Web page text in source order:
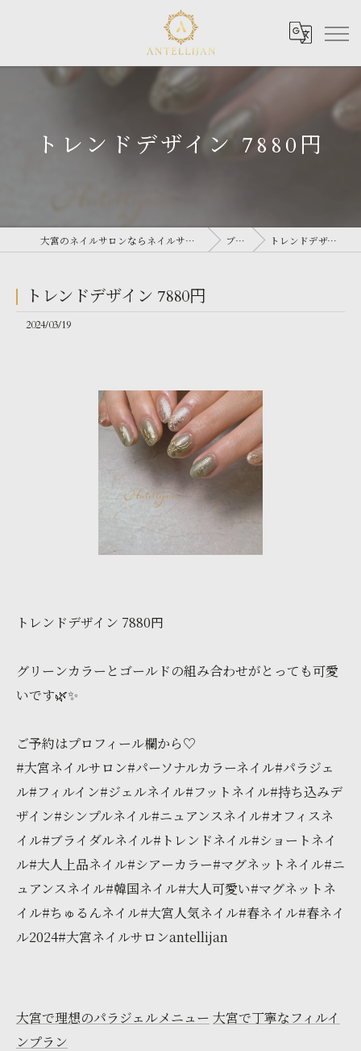
トレンドデザイン 7880円
大宮のネイルサロンならネイルサロン Antellijan 大宮 ブログ トレンドデザイン 7880円
トレンドデザイン 7880円
2024/03/19
トレンドデザイン 7880円
グリーンカラーとゴールドの組み合わせがとっても可愛
いです🌿✨
ご予約はプロフィール欄から♡
#大宮ネイルサロン#パーソナルカラーネイル#パラジェ
ル#フィルイン#ジェルネイル#フットネイル#持ち込みデ
ザイン#シンプルネイル#ニュアンスネイル#オフィスネ
イル#ブライダルネイル#トレンドネイル#ショートネイ
ル#大人上品ネイル#シアーカラー#マグネットネイル#ニ
ュアンスネイル#韓国ネイル#大人可愛い#マグネットネ
イル#ちゅるんネイル#大宮人気ネイル#春ネイル#春ネイ
ル2024#大宮ネイルサロンantellijan
大宮で理想のパラジェルメニュー 大宮で丁寧なフィルイ
ンプラン